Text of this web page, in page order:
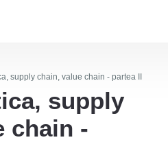
supply chain, value chain - partea II
supply
chain -